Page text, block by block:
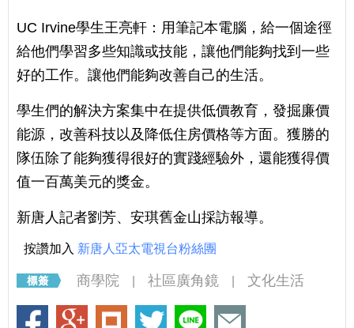
UC Irvine學生王亮軒：用筆記本電腦，給一個途徑
給他們學習多些知識或技能，讓他們能夠找到一些
好的工作。讓他們能夠改善自己的生活。
學生們的解決方案集中在提供低價教育，發掘廉價
能源，改善科技以及降低住房價格等方面。獲勝的
隊伍除了能夠獲得很好的實踐經驗外，還能獲得價
值一百萬美元的獎金。
新唐人記者劉芳、安琪舊金山採訪報導。
按讚加入 新唐人亞太電視台粉絲團
商學院 社區廣角鏡 文化生活